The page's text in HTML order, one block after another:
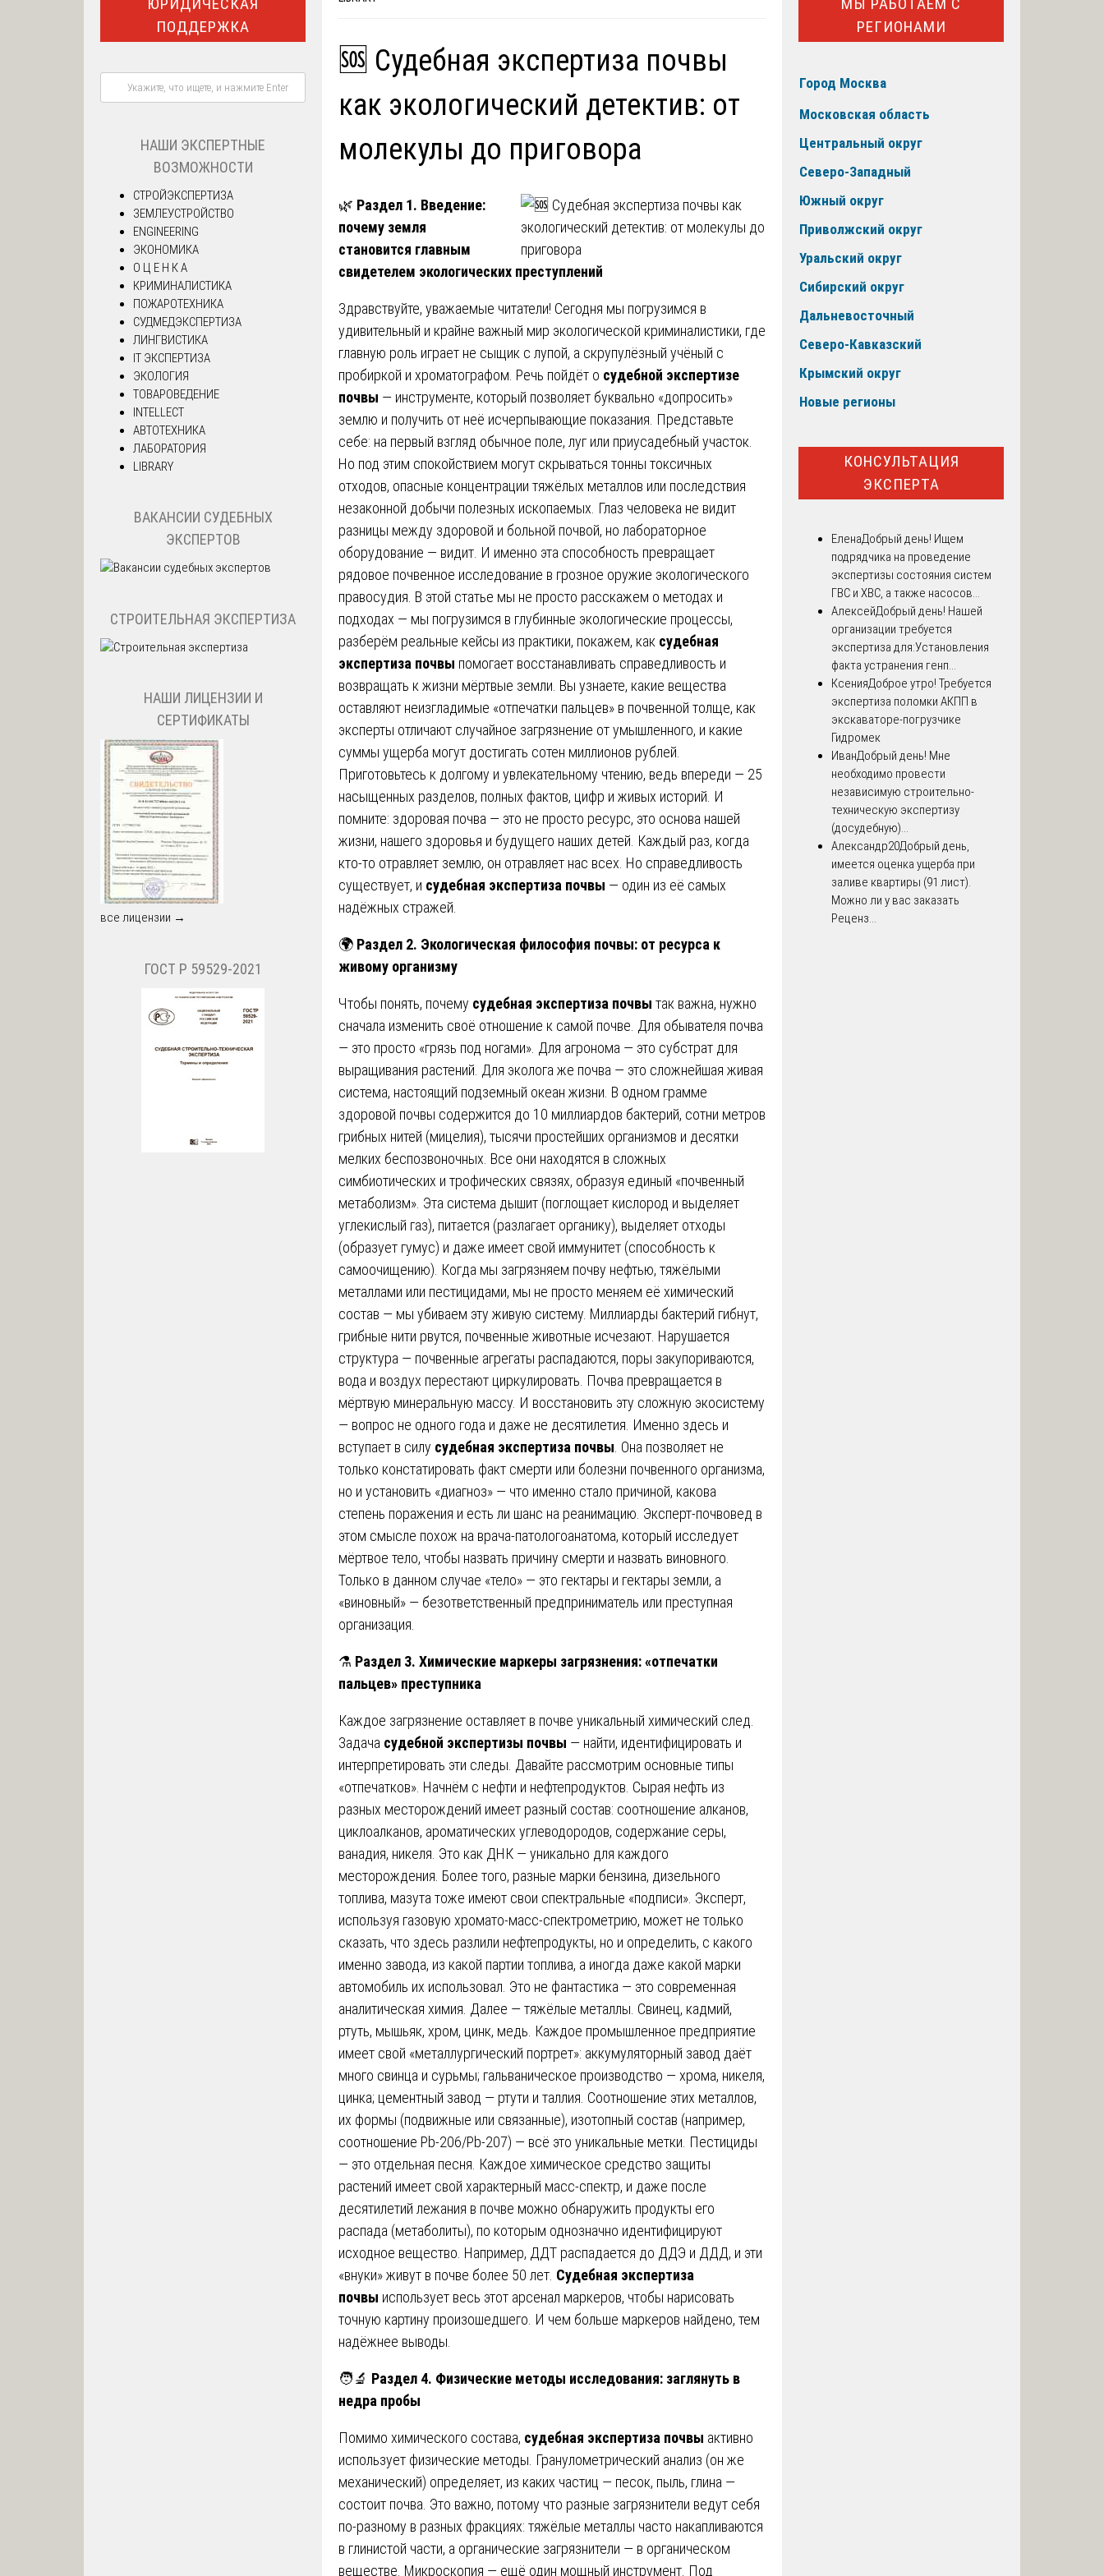
🆘 Судебная экспертиза почвы
как экологический детектив: от
молекулы до приговора
🌿 Раздел 1. Введение:
почему земля
становится главным
свидетелем экологических преступлений
Здравствуйте, уважаемые читатели! Сегодня мы погрузимся в
удивительный и крайне важный мир экологической криминалистики, где
главную роль играет не сыщик с лупой, а скрупулёзный учёный с
пробиркой и хроматографом. Речь пойдёт о судебной экспертизе
почвы — инструменте, который позволяет буквально «допросить»
землю и получить от неё исчерпывающие показания. Представьте
себе: на первый взгляд обычное поле, луг или приусадебный участок.
Но под этим спокойствием могут скрываться тонны токсичных
отходов, опасные концентрации тяжёлых металлов или последствия
незаконной добычи полезных ископаемых. Глаз человека не видит
разницы между здоровой и больной почвой, но лабораторное
оборудование — видит. И именно эта способность превращает
рядовое почвенное исследование в грозное оружие экологического
правосудия. В этой статье мы не просто расскажем о методах и
подходах — мы погрузимся в глубинные экологические процессы,
разберём реальные кейсы из практики, покажем, как судебная
экспертиза почвы помогает восстанавливать справедливость и
возвращать к жизни мёртвые земли. Вы узнаете, какие вещества
оставляют неизгладимые «отпечатки пальцев» в почвенной толще, как
эксперты отличают случайное загрязнение от умышленного, и какие
суммы ущерба могут достигать сотен миллионов рублей.
Приготовьтесь к долгому и увлекательному чтению, ведь впереди — 25
насыщенных разделов, полных фактов, цифр и живых историй. И
помните: здоровая почва — это не просто ресурс, это основа нашей
жизни, нашего здоровья и будущего наших детей. Каждый раз, когда
кто-то отравляет землю, он отравляет нас всех. Но справедливость
существует, и судебная экспертиза почвы — один из её самых
надёжных стражей.
🌍 Раздел 2. Экологическая философия почвы: от ресурса к
живому организму
Чтобы понять, почему судебная экспертиза почвы так важна, нужно
сначала изменить своё отношение к самой почве. Для обывателя почва
— это просто «грязь под ногами». Для агронома — это субстрат для
выращивания растений. Для эколога же почва — это сложнейшая живая
система, настоящий подземный океан жизни. В одном грамме
здоровой почвы содержится до 10 миллиардов бактерий, сотни метров
грибных нитей (мицелия), тысячи простейших организмов и десятки
мелких беспозвоночных. Все они находятся в сложных
симбиотических и трофических связях, образуя единый «почвенный
метаболизм». Эта система дышит (поглощает кислород и выделяет
углекислый газ), питается (разлагает органику), выделяет отходы
(образует гумус) и даже имеет свой иммунитет (способность к
самоочищению). Когда мы загрязняем почву нефтью, тяжёлыми
металлами или пестицидами, мы не просто меняем её химический
состав — мы убиваем эту живую систему. Миллиарды бактерий гибнут,
грибные нити рвутся, почвенные животные исчезают. Нарушается
структура — почвенные агрегаты распадаются, поры закупориваются,
вода и воздух перестают циркулировать. Почва превращается в
мёртвую минеральную массу. И восстановить эту сложную экосистему
— вопрос не одного года и даже не десятилетия. Именно здесь и
вступает в силу судебная экспертиза почвы . Она позволяет не
только констатировать факт смерти или болезни почвенного организма,
но и установить «диагноз» — что именно стало причиной, какова
степень поражения и есть ли шанс на реанимацию. Эксперт-почвовед в
этом смысле похож на врача-патологоанатома, который исследует
мёртвое тело, чтобы назвать причину смерти и назвать виновного.
Только в данном случае «тело» — это гектары и гектары земли, а
«виновный» — безответственный предприниматель или преступная
организация.
⚗️ Раздел 3. Химические маркеры загрязнения: «отпечатки
пальцев» преступника
Каждое загрязнение оставляет в почве уникальный химический след.
Задача судебной экспертизы почвы — найти, идентифицировать и
интерпретировать эти следы. Давайте рассмотрим основные типы
«отпечатков». Начнём с нефти и нефтепродуктов. Сырая нефть из
разных месторождений имеет разный состав: соотношение алканов,
циклоалканов, ароматических углеводородов, содержание серы,
ванадия, никеля. Это как ДНК — уникально для каждого
месторождения. Более того, разные марки бензина, дизельного
топлива, мазута тоже имеют свои спектральные «подписи». Эксперт,
используя газовую хромато-масс-спектрометрию, может не только
сказать, что здесь разлили нефтепродукты, но и определить, с какого
именно завода, из какой партии топлива, а иногда даже какой марки
автомобиль их использовал. Это не фантастика — это современная
аналитическая химия. Далее — тяжёлые металлы. Свинец, кадмий,
ртуть, мышьяк, хром, цинк, медь. Каждое промышленное предприятие
имеет свой «металлургический портрет»: аккумуляторный завод даёт
много свинца и сурьмы; гальваническое производство — хрома, никеля,
цинка; цементный завод — ртути и таллия. Соотношение этих металлов,
их формы (подвижные или связанные), изотопный состав (например,
соотношение Pb-206/Pb-207) — всё это уникальные метки. Пестициды
— это отдельная песня. Каждое химическое средство защиты
растений имеет свой характерный масс-спектр, и даже после
десятилетий лежания в почве можно обнаружить продукты его
распада (метаболиты), по которым однозначно идентифицируют
исходное вещество. Например, ДДТ распадается до ДДЭ и ДДД, и эти
«внуки» живут в почве более 50 лет. Судебная экспертиза
почвы использует весь этот арсенал маркеров, чтобы нарисовать
точную картину произошедшего. И чем больше маркеров найдено, тем
надёжнее выводы.
🧑‍🔬 Раздел 4. Физические методы исследования: заглянуть в
недра пробы
Помимо химического состава, судебная экспертиза почвы активно
использует физические методы. Гранулометрический анализ (он же
механический) определяет, из каких частиц — песок, пыль, глина —
состоит почва. Это важно, потому что разные загрязнители ведут себя
по-разному в разных фракциях: тяжёлые металлы часто накапливаются
в глинистой части, а органические загрязнители — в органическом
веществе. Микроскопия — ещё один мощный инструмент. Под
ПОДДЕРЖКА
НАШИ ЭКСПЕРТНЫЕ
ВОЗМОЖНОСТИ
СТРОЙЭКСПЕРТИЗА
ЗЕМЛЕУСТРОЙСТВО
ENGINEERING
ЭКОНОМИКА
О Ц Е Н К А
КРИМИНАЛИСТИКА
ПОЖАРОТЕХНИКА
СУДМЕДЭКСПЕРТИЗА
ЛИНГВИСТИКА
IT ЭКСПЕРТИЗА
ЭКОЛОГИЯ
ТОВАРОВЕДЕНИЕ
INTELLECT
АВТОТЕХНИКА
ЛАБОРАТОРИЯ
LIBRARY
ВАКАНСИИ СУДЕБНЫХ
ЭКСПЕРТОВ
СТРОИТЕЛЬНАЯ ЭКСПЕРТИЗА
НАШИ ЛИЦЕНЗИИ И
СЕРТИФИКАТЫ
все лицензии →
ГОСТ Р 59529-2021
РЕГИОНАМИ
Город Москва
Московская область
Центральный округ
Северо-Западный
Южный округ
Приволжский округ
Уральский округ
Сибирский округ
Дальневосточный
Северо-Кавказский
Крымский округ
Новые регионы
КОНСУЛЬТАЦИЯ
ЭКСПЕРТА
ЕленаДобрый день! Ищем
подрядчика на проведение
экспертизы состояния систем
ГВС и ХВС, а также насосов...
АлексейДобрый день! Нашей
организации требуется
экспертиза для:Установления
факта устранения генп...
КсенияДоброе утро! Требуется
экспертиза поломки АКПП в
экскаваторе-погрузчике
Гидромек
ИванДобрый день! Мне
необходимо провести
независимую строительно-
техническую экспертизу
(досудебную)...
Александр20Добрый день,
имеется оценка ущерба при
заливе квартиры (91 лист).
Можно ли у вас заказать
Реценз...